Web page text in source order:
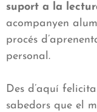
suport a la
acompanyen
procés
personal.
Des d’aquí
sabedors que el